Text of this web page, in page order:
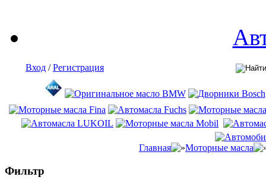
Вход /Регистрация
Главная Моторные масла
Фильтр